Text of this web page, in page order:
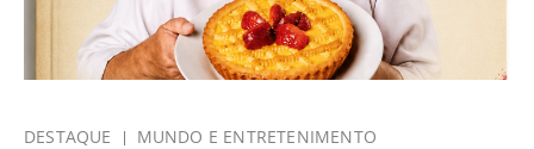
DESTAQUE MUNDO E ENTRETENIMENTO